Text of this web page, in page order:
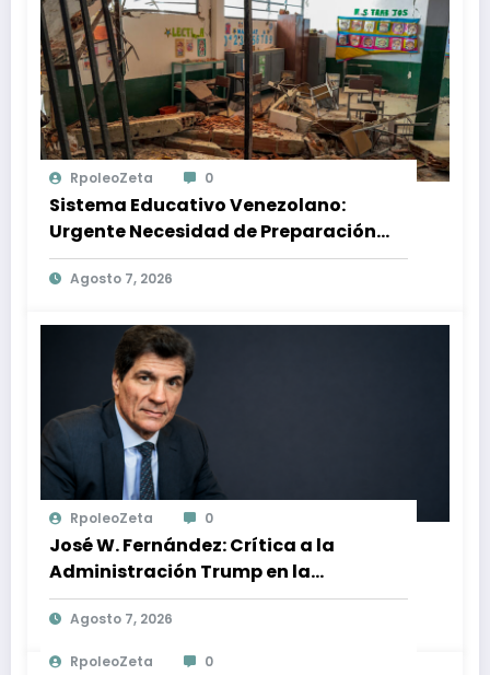
RpoleoZeta 0
Sistema Educativo Venezolano:
Urgente Necesidad de Preparación
Ante Desastres Naturales
Agosto 7, 2026
RpoleoZeta 0
José W. Fernández: Crítica a la
Administración Trump en la
Búsqueda de Libertad y Estabilidad
en Venezuela
Agosto 7, 2026
RpoleoZeta 0